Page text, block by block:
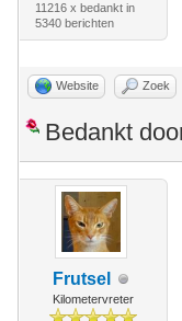
11216 x bedankt in
5340 berichten
Website Zoek
Bedankt
Frutsel
Kilometervreter